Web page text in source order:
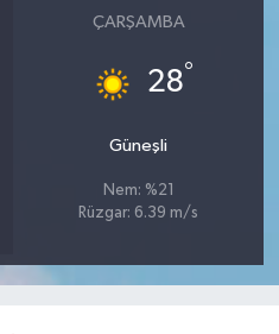
ÇARŞAMBA
28°
Güneşli
Nem: %21
Rüzgar: 6.39 m/s